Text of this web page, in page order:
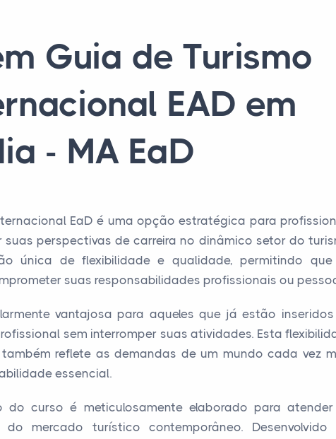
Guia de Turismo
EAD em
- MA EaD
EaD é uma opção estratégica para
perspectivas de carreira no dinâmico setor do
única de flexibilidade e qualidade, permitindo
suas responsabilidades profissionais ou
vantajosa para aqueles que já estão
sem interromper suas atividades. Esta
reflete as demandas de um mundo cada vez
essencial.
do curso é meticulosamente elaborado para
do mercado turístico contemporâneo. Desenvolvido